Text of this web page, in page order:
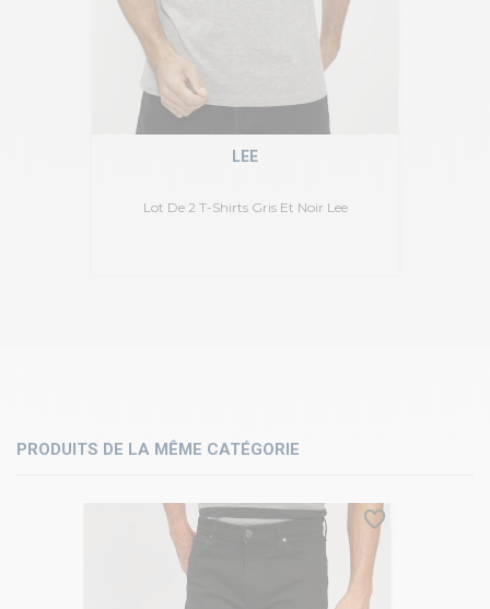
Lot De 2 T-Shirts Gris Et Noir Lee
LEE
PRODUITS DE LA MÊME CATÉGORIE